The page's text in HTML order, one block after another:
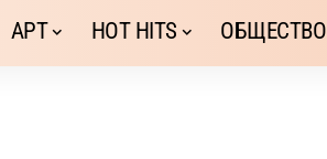
АРТ HOT HITS ОБЩЕСТВО